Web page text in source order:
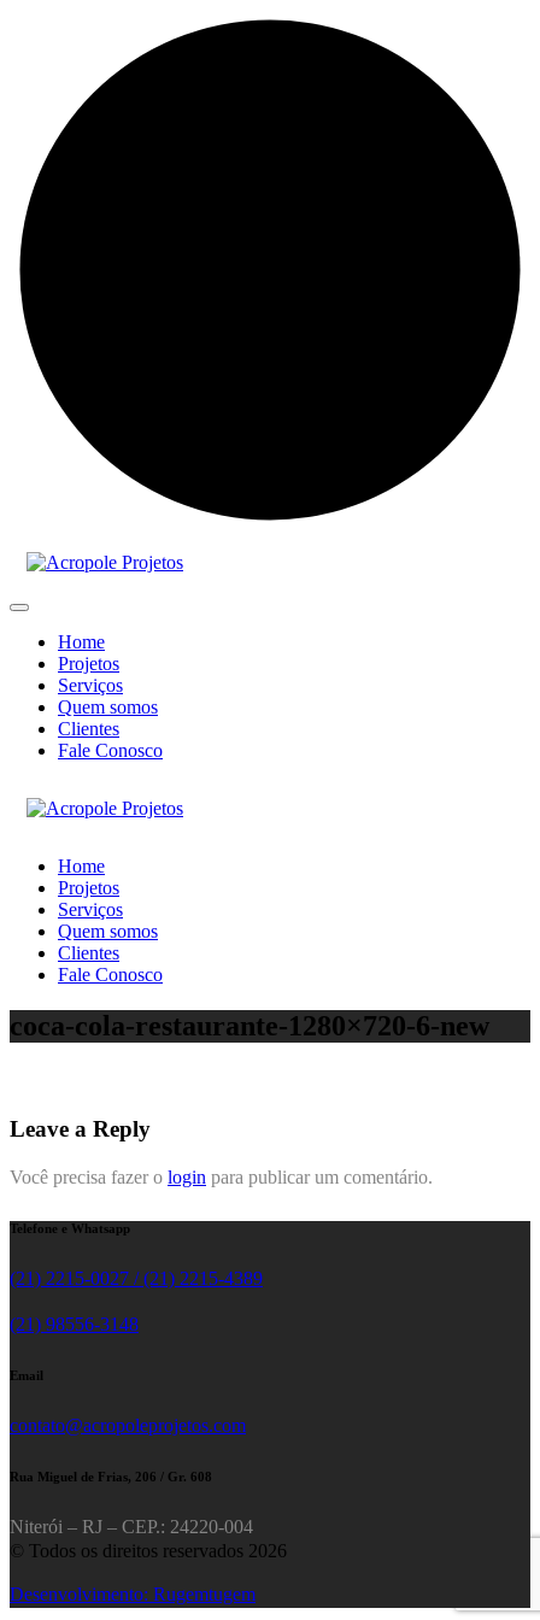
Home
Projetos
Serviços
Quem somos
Clientes
Fale Conosco
Home
Projetos
Serviços
Quem somos
Clientes
Fale Conosco
coca-cola-restaurante-1280×720-6-new
Leave a Reply
Você precisa fazer o login para publicar um comentário.
Telefone e Whatsapp
(21) 2215-0027 / (21) 2215-4389
(21) 98556-3148
Email
contato@acropoleprojetos.com
Rua Miguel de Frias, 206 / Gr. 608
Niterói – RJ – CEP.: 24220-004
© Todos os direitos reservados 2026
Desenvolvimento: Rugemtugem